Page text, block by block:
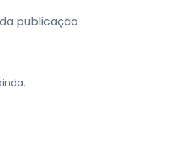
publicação.